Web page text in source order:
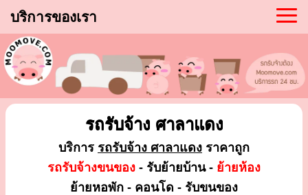
บริการของเรา
รถรับจ้าง ศาลาแดง
บริการ รถรับจ้าง ศาลาแดง ราคาถูก
รถรับจ้างขนของ - รับย้ายบ้าน - ย้ายห้อง
ย้ายหอพัก - คอนโด - รับขนของ